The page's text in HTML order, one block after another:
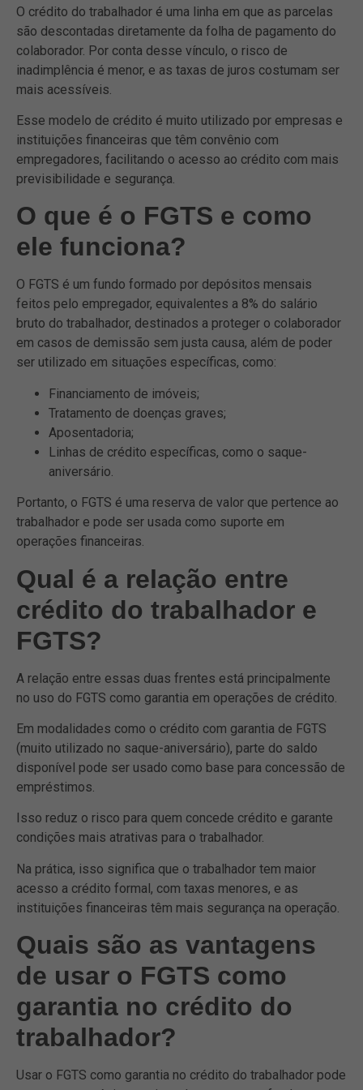
O crédito do trabalhador é uma linha em que as parcelas
são descontadas diretamente da folha de pagamento do
colaborador. Por conta desse vínculo, o risco de
inadimplência é menor, e as taxas de juros costumam ser
mais acessíveis.
Esse modelo de crédito é muito utilizado por empresas e
instituições financeiras que têm convênio com
empregadores, facilitando o acesso ao crédito com mais
previsibilidade e segurança.
O que é o FGTS e como
ele funciona?
O FGTS é um fundo formado por depósitos mensais
feitos pelo empregador, equivalentes a 8% do salário
bruto do trabalhador, destinados a proteger o colaborador
em casos de demissão sem justa causa, além de poder
ser utilizado em situações específicas, como:
Financiamento de imóveis;
Tratamento de doenças graves;
Aposentadoria;
Linhas de crédito específicas, como o saque-
aniversário.
Portanto, o FGTS é uma reserva de valor que pertence ao
trabalhador e pode ser usada como suporte em
operações financeiras.
Qual é a relação entre
crédito do trabalhador e
FGTS?
A relação entre essas duas frentes está principalmente
no uso do FGTS como garantia em operações de crédito.
Em modalidades como o crédito com garantia de FGTS
(muito utilizado no saque-aniversário), parte do saldo
disponível pode ser usado como base para concessão de
empréstimos.
Isso reduz o risco para quem concede crédito e garante
condições mais atrativas para o trabalhador.
Na prática, isso significa que o trabalhador tem maior
acesso a crédito formal, com taxas menores, e as
instituições financeiras têm mais segurança na operação.
Quais são as vantagens
de usar o FGTS como
garantia no crédito do
trabalhador?
Usar o FGTS como garantia no crédito do trabalhador pode